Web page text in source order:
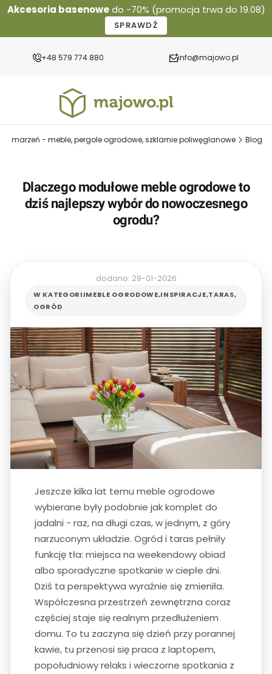
Akcesoria basenowedo -70% (promocja trwa do 19.08)
SPRAWDŹ
+48 579 774 880 info@majowo.pl
marzeń - meble, pergole ogrodowe, szklarnie poliwęglanowe Blog
Dlaczego modułowe meble ogrodowe to
dziś najlepszy wybór do nowoczesnego
ogrodu?
dodano: 29-01-2026
W KATEGORIIMEBLE OGRODOWE,INSPIRACJE,TARAS,
OGRÓD
Jeszcze kilka lat temu meble ogrodowe
wybierane były podobnie jak komplet do
jadalni - raz, na długi czas, w jednym, z góry
narzuconym układzie. Ogród i taras pełniły
funkcję tła: miejsca na weekendowy obiad
albo sporadyczne spotkanie w ciepłe dni.
Dziś ta perspektywa wyraźnie się zmieniła.
Współczesna przestrzeń zewnętrzna coraz
częściej staje się realnym przedłużeniem
domu. To tu zaczyna się dzień przy porannej
kawie, tu przenosi się praca z laptopem,
popołudniowy relaks i wieczorne spotkania z